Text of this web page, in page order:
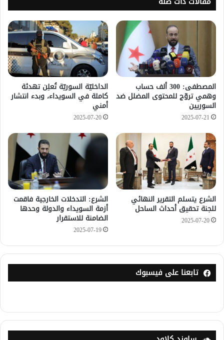
المصطفى: 300 ألف حساب
وهمي تروّج للمحتوى المضلل ضد
السوريين
2025-07-21
الداخليّة السوريّة تُعلِن تهدئة
كاملة في السويداء، وبدء انتشار
أمني
2025-07-20
الشرع يتسلم التقرير النهائي
للجنة تحقيق أحداث الساحل
2025-07-20
الشرع: التدخلات الخارجية فاقمت
أزمة السويداء والدولة وحدها
الضامنة للاستقرار
2025-07-19
تابعنا على فيسبوك